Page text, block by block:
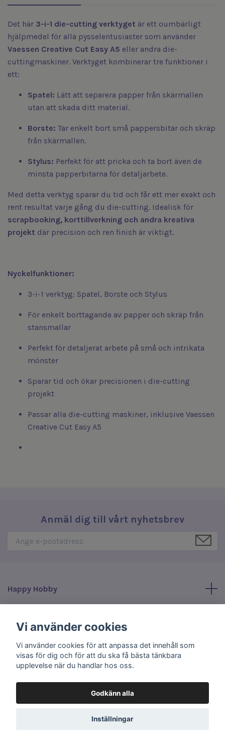
Det här 3-i-1 die-cutting verktyget är ett oumbärligt
hjälpmedel för alla pysselentusiaster som använder
Vaessen Creative Cut Easy A5 eller andra die-
cuttingmaskiner. Verktyget kombinerar tre funktioner i
ett:
Spatel: Lätt att separera papper från skärmallen
utan att skada ditt material.
Borste: Tar enkelt bort små pappersbitar och skräp
från skärmallen.
Stylus: Perfekt för att pricka och ta bort även de
minsta papperbitarna för detaljarbete.
Med detta verktyg sparar du tid och får ett mer exakt och
rent resultat varje gång du die-cutting. Idealisk för
scrapbooking, korttillverkning och andra kreativa
projekt där precision och ren finish är viktigt.
Nyckelfunktioner:
3-i-1 verktyg: Spatel, Borste och Stylus
För enkelt borttagande av papper och skräp från
stansmallar
Perfekt för detaljerat arbete på små och intrikata
mönster
Sparar tid och ökar precisionen i die-cutting
projekt
Passar alla die-cutting maskiner, inklusive Vaessen
Creative Cut Easy A5
Anmäl dig till vårt nyhetsbrev
Happy Hobby
Sociala medier
© 2026 Happy Hobby
Vi använder cookies
Vi använder cookies för att anpassa det innehåll som
visas för dig och för att du ska få bästa tänkbara
upplevelse när du handlar hos oss.
Godkänn alla
Inställningar